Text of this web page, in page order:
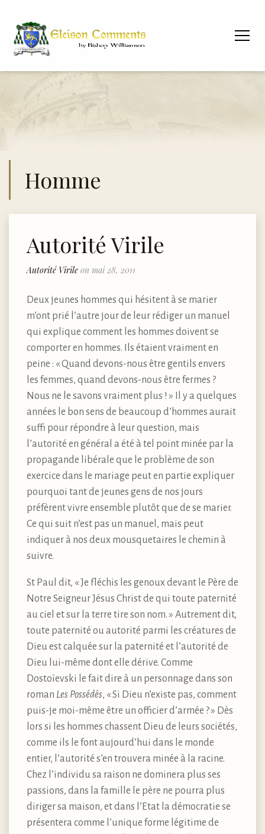
Homme
Autorité Virile
Autorité Virile on mai 28, 2011
Deux jeunes hommes qui hésitent à se marier
m’ont prié l’autre jour de leur rédiger un manuel
qui explique comment les hommes doivent se
comporter en hommes. Ils étaient vraiment en
peine : « Quand devons-nous être gentils envers
les femmes, quand devons-nous être fermes ?
Nous ne le savons vraiment plus ! » Il y a quelques
années le bon sens de beaucoup d’hommes aurait
suffi pour répondre à leur question, mais
l’autorité en général a été à tel point minée par la
propagande libérale que le problème de son
exercice dans le mariage peut en partie expliquer
pourquoi tant de jeunes gens de nos jours
préfèrent vivre ensemble plutôt que de se marier.
Ce qui suit n’est pas un manuel, mais peut
indiquer à nos deux mousquetaires le chemin à
suivre.
St Paul dit, « Je fléchis les genoux devant le Père de
Notre Seigneur Jésus Christ de qui toute paternité
au ciel et sur la terre tire son nom. » Autrement dit,
toute paternité ou autorité parmi les créatures de
Dieu est calquée sur la paternité et l’autorité de
Dieu lui-même dont elle dérive. Comme
Dostoïevski le fait dire à un personnage dans son
roman Les Possédés, « Si Dieu n’existe pas, comment
puis-je moi-même être un officier d’armée ? » Dès
lors si les hommes chassent Dieu de leurs sociétés,
comme ils le font aujourd’hui dans le monde
entier, l’autorité s’en trouvera minée à la racine.
Chez l’individu sa raison ne dominera plus ses
passions, dans la famille le père ne pourra plus
diriger sa maison, et dans l’Etat la démocratie se
présentera comme l’unique forme légitime de